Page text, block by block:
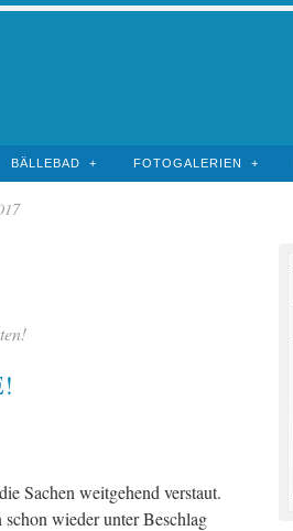
BÄLLEBAD FOTOGALERIEN
Sachen weitgehend verstaut.
wieder unter Beschlag